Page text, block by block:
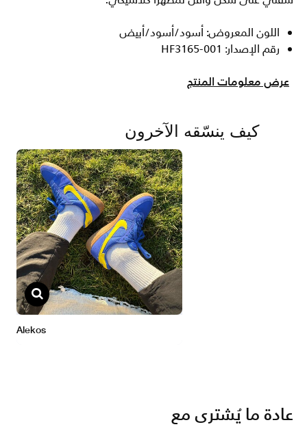
اللون المعروض: أسود/أسود/أبيض
رقم الإصدار: HF3165-001
عرض معلومات المنتج
عادة ما يُشترى مع